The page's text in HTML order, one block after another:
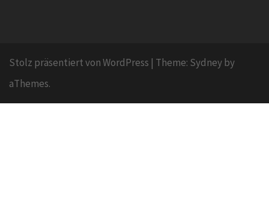
Stolz präsentiert von WordPress | Theme: Sydney by
aThemes.